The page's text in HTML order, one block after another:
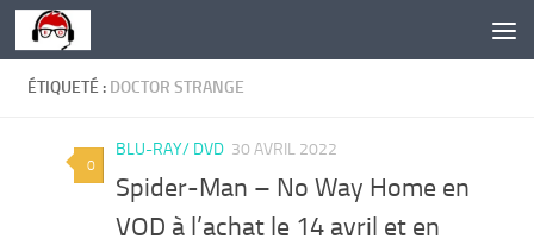
Skip to content
ÉTIQUETÉ : DOCTOR STRANGE
0
BLU-RAY/ DVD 30 AVRIL 2022
Spider-Man – No Way Home en
VOD à l’achat le 14 avril et en